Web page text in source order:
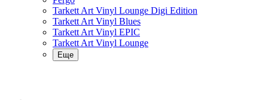
Tarkett Art Vinyl Lounge Digi Edition
Tarkett Art Vinyl Blues
Tarkett Art Vinyl EPIC
Tarkett Art Vinyl Lounge
Еще